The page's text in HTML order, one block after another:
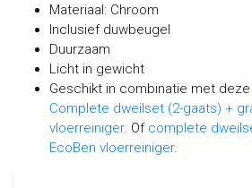
Materiaal: Chroom
Inclusief duwbeugel
Duurzaam
Licht in gewicht
Geschikt in combinatie met deze
Complete dweilset (2-gaats) +
vloerreiniger. Of complete
EcoBen vloerreiniger.